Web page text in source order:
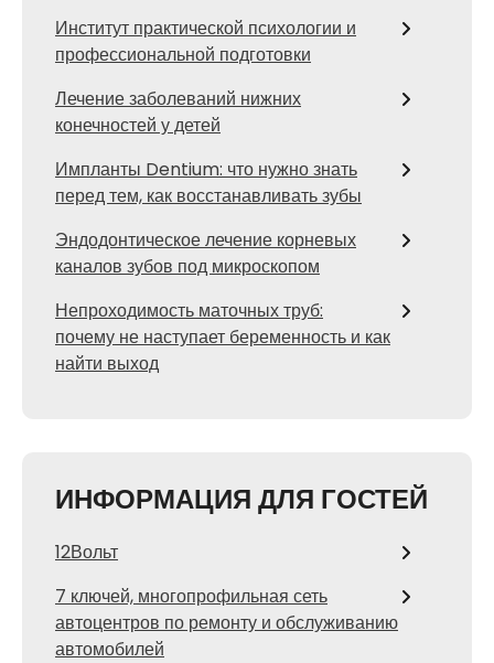
Институт практической психологии и
профессиональной подготовки
Лечение заболеваний нижних
конечностей у детей
Импланты Dentium: что нужно знать
перед тем, как восстанавливать зубы
Эндодонтическое лечение корневых
каналов зубов под микроскопом
Непроходимость маточных труб:
почему не наступает беременность и как
найти выход
ИНФОРМАЦИЯ ДЛЯ ГОСТЕЙ
12Вольт
7 ключей, многопрофильная сеть
автоцентров по ремонту и обслуживанию
автомобилей